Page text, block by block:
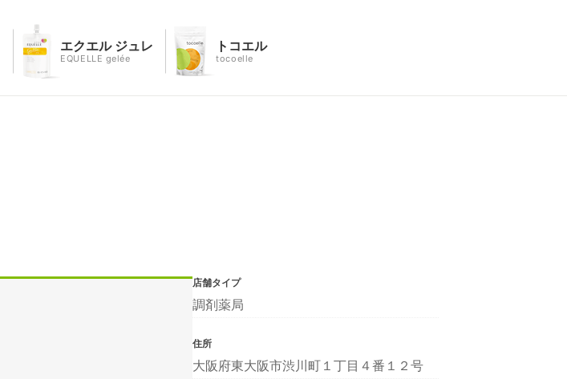
エクエル ジュレ
EQUELLE gelée
トコエル
tocoelle
店舗タイプ
調剤薬局
住所
大阪府東大阪市渋川町１丁目４番１２号